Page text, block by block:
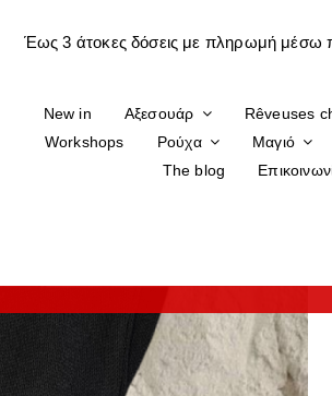
New in Αξεσουάρ
Rêveuses
Workshops
Ρούχα Μαγιό
The blog